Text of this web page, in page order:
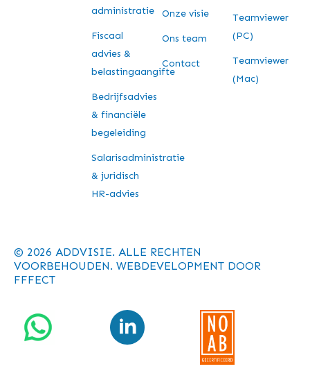
administratie
Fiscaal
advies &
belastingaangifte
Bedrijfsadvies
& financiële
begeleiding
Salarisadministratie
& juridisch
HR-advies
Onze visie
Ons team
Contact
Teamviewer
(PC)
Teamviewer
(Mac)
© 2026 ADDVISIE. ALLE RECHTEN
VOORBEHOUDEN. WEBDEVELOPMENT DOOR
FFFECT